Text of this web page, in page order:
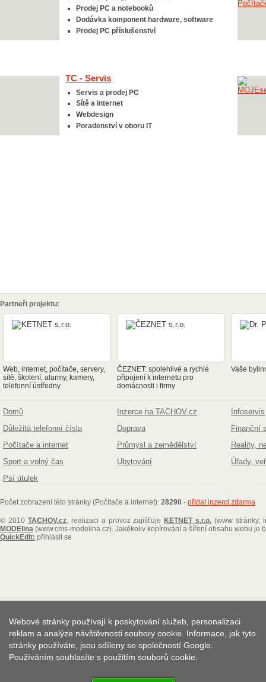
Prodej PC a notebooků
Dodávka komponent hardware, software
Prodej PC příslušenství
TC - Servis
Servis a prodej PC
Sítě a internet
Webdesign
Poradenství v oboru IT
Partneři projektu:
Web, internet, počítače, servery,
sítě, školení, alarmy, kamery,
telefonní ústředny
ČEZNET: spolehlivé a rychlé
připojení k internetu pro
domácnosti i firmy
Vaše
Domů Inzerce na TACHOV.cz
Infoservis
Důležitá telefonní čísla
Doprava
Finanční
Počítače a internet
Průmysl a zemědělství
Reality,
Sport a volný čas
Ubytování
Úřady,
Psí útulek
Počet zobrazení této stránky (Počítače a internet): 28290 - přidat inzerci zdarma
© 2010 TACHOV.cz, realizaci a provoz zajišťuje KETNET s.r.o. (www stránky,
MODElina (www.cms-modelina.cz). Jakékoliv kopírování a šíření obsahu webu je
QuickEdit: přihlásit se
Webové stránky používají k poskytování služeb, personalizaci
reklam a analýze návštěvnosti soubory cookie. Informace, jak tyto
stránky používáte, jsou sdíleny se společností Google.
Používáním souhlasíte s použitím souborů cookie.